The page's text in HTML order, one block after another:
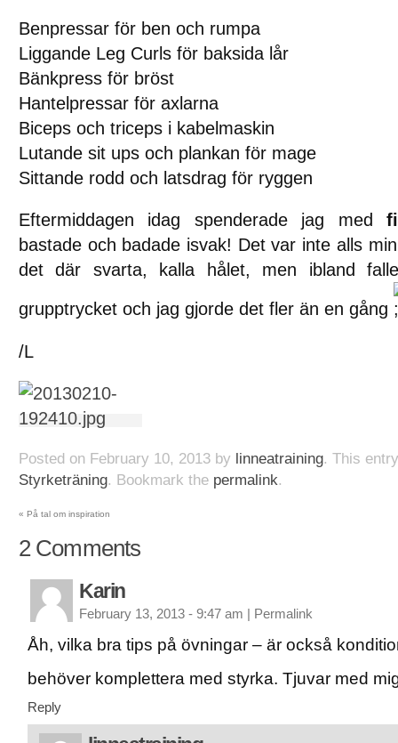
Benpressar för ben och rumpa
Liggande Leg Curls för baksida lår
Bänkpress för bröst
Hantelpressar för axlarna
Biceps och triceps i kabelmaskin
Lutande sit ups och plankan för mage
Sittande rodd och latsdrag för ryggen
Eftermiddagen idag spenderade jag med
bastade och badade isvak! Det var inte alls
det där svarta, kalla hålet, men ibland
grupptrycket och jag gjorde det fler än en gång
/L
Posted on February 10, 2013 by linneatraining. This
Styrketräning. Bookmark the permalink.
« På tal om inspiration
2 Comments
Karin
February 13, 2013 - 9:47 am | Permalink
Åh, vilka bra tips på övningar – är också
behöver komplettera med styrka. Tjuvar med
Reply